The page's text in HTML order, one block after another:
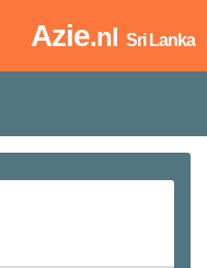
Azie.nl Sri Lanka